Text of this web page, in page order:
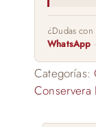
¿Dudas
WhatsApp ·
Categorías:
Conservera